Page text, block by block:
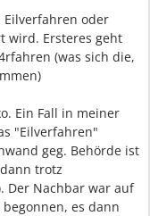
Eilverfahren oder
wird. Ersteres geht
(was sich die,
Ein Fall in meiner
"Eilverfahren"
geg. Behörde ist
trotz
Der Nachbar war auf
es dann